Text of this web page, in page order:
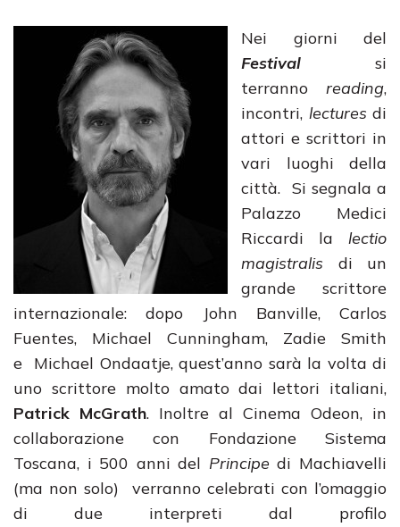
Nei giorni del
Festival si
terranno reading,
incontri, lectures di
attori e scrittori in
vari luoghi della
città. Si segnala a
Palazzo Medici
Riccardi la lectio
magistralis di un
grande scrittore
internazionale: dopo John Banville, Carlos
Fuentes, Michael Cunningham, Zadie Smith
e Michael Ondaatje, quest’anno sarà la volta di
uno scrittore molto amato dai lettori italiani,
Patrick McGrath. Inoltre al Cinema Odeon, in
collaborazione con Fondazione Sistema
Toscana, i 500 anni del Principe di Machiavelli
(ma non solo) verranno celebrati con l’omaggio
di due interpreti dal profilo